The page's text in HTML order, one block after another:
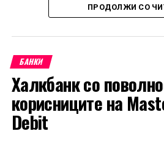
ПРОДОЛЖИ СО
БАНКИ
Халкбанк со
корисниците на
Debit